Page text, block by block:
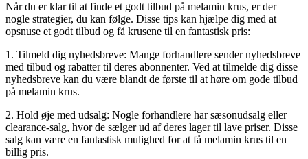
Når du er klar til at finde et godt tilbud på melamin krus, er der
nogle strategier, du kan følge. Disse tips kan hjælpe dig med at
opsnuse et godt tilbud og få krusene til en fantastisk pris:
1. Tilmeld dig nyhedsbreve: Mange forhandlere sender nyhedsbreve
med tilbud og rabatter til deres abonnenter. Ved at tilmelde dig disse
nyhedsbreve kan du være blandt de første til at høre om gode tilbud
på melamin krus.
2. Hold øje med udsalg: Nogle forhandlere har sæsonudsalg eller
clearance-salg, hvor de sælger ud af deres lager til lave priser. Disse
salg kan være en fantastisk mulighed for at få melamin krus til en
billig pris.